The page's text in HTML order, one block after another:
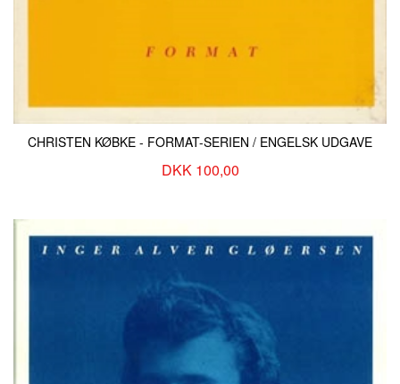
CHRISTEN KØBKE - FORMAT-SERIEN / ENGELSK UDGAVE
DKK 100,00